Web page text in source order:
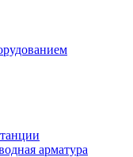
арматура